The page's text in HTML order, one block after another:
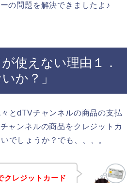
の問題を解決できましたよ♪
使えない理由１．
か？」
とdTVチャンネルの商品の支払
ャンネルの商品をクレジットカ
でしょうか？でも、、、。
クレジットカード